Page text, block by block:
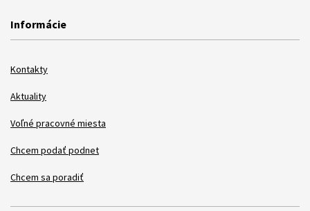
Informácie
Kontakty
Aktuality
Voľné pracovné miesta
Chcem podať podnet
Chcem sa poradiť